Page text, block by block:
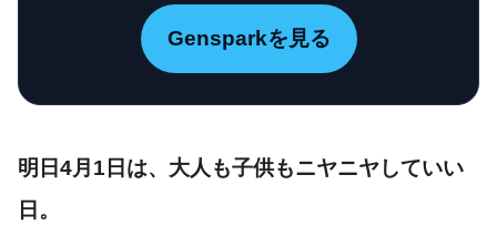
Gensparkを見る
明日4月1日は、大人も子供もニヤニヤしていい
日。